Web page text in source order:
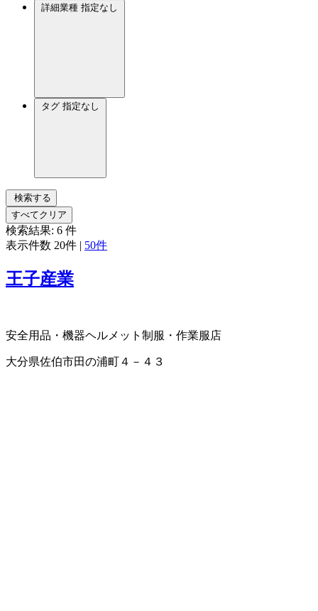
詳細業種 指定なし
タグ 指定なし
検索する
すべてクリア
検索結果: 6 件
表示件数 20件 | 50件
王子産業
安全用品・機器ヘルメット 制服・作業服店
大分県佐伯市田の浦町４－４３